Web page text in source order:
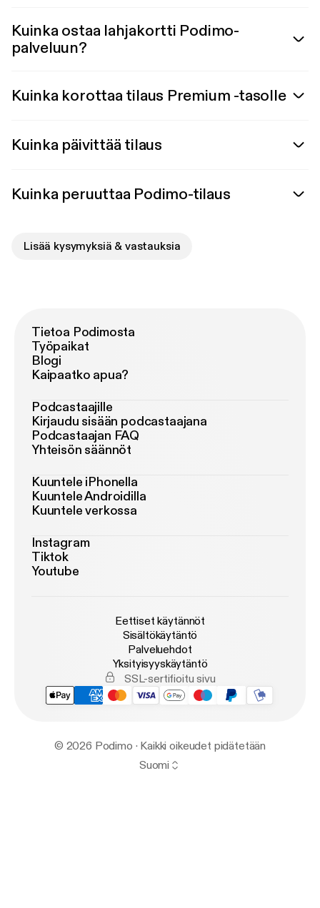
Kuinka ostaa lahjakortti Podimo-
palveluun?
Kuinka korottaa tilaus Premium -tasolle
Kuinka päivittää tilaus
Kuinka peruuttaa Podimo-tilaus
Lisää kysymyksiä & vastauksia
Tietoa Podimosta
Työpaikat
Blogi
Kaipaatko apua?
Podcastaajille
Kirjaudu sisään podcastaajana
Podcastaajan FAQ
Yhteisön säännöt
Kuuntele iPhonella
Kuuntele Androidilla
Kuuntele verkossa
Instagram
Tiktok
Youtube
Eettiset käytännöt
Sisältökäytäntö
Palveluehdot
Yksityisyyskäytäntö
SSL-sertifioitu sivu
© 2026 Podimo · Kaikki oikeudet pidätetään
Suomi